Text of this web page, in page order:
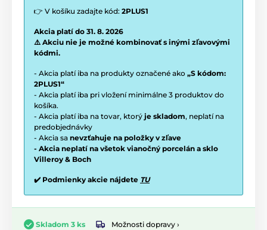
👉 V košíku zadajte kód: 2PLUS1
Akcia platí do 31. 8. 2026
⚠️ Akciu nie je možné kombinovať s inými zľavovými
kódmi.
- Akcia platí iba na produkty označené ako „S kódom:
2PLUS1“
- Akcia platí iba pri vložení minimálne 3 produktov do
košíka.
- Akcia platí iba na tovar, ktorý je skladom, neplatí na
predobjednávky
- Akcia sa nevzťahuje na položky v zľave
- Akcia neplatí na všetok vianočný porcelán a sklo
Villeroy & Boch
✔️ Podmienky akcie nájdete TU
Skladom 3 ks
Možnosti dopravy ›